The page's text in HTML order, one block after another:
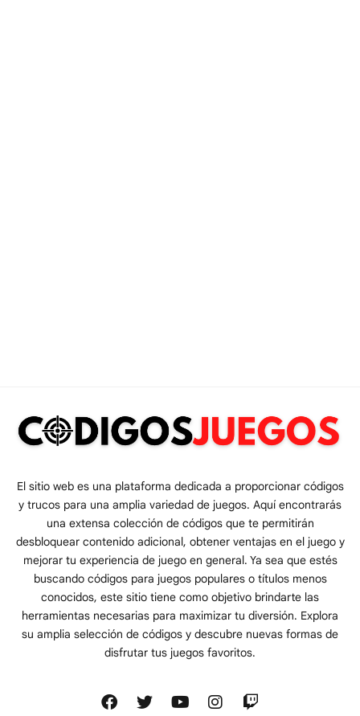
El sitio web es una plataforma dedicada a proporcionar códigos
y trucos para una amplia variedad de juegos. Aquí encontrarás
una extensa colección de códigos que te permitirán
desbloquear contenido adicional, obtener ventajas en el juego y
mejorar tu experiencia de juego en general. Ya sea que estés
buscando códigos para juegos populares o títulos menos
conocidos, este sitio tiene como objetivo brindarte las
herramientas necesarias para maximizar tu diversión. Explora
su amplia selección de códigos y descubre nuevas formas de
disfrutar tus juegos favoritos.